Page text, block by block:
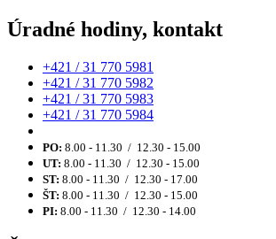
Úradné hodiny, kontakt
+421 / 31 770 5981
+421 / 31 770 5982
+421 / 31 770 5983
+421 / 31 770 5984
PO: 8.00 - 11.30 / 12.30 - 15.00
UT: 8.00 - 11.30 / 12.30 - 15.00
ST: 8.00 - 11.30 / 12.30 - 17.00
ŠT: 8.00 - 11.30 / 12.30 - 15.00
PI: 8.00 - 11.30 / 12.30 - 14.00